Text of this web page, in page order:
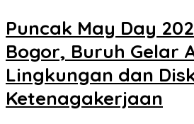
Puncak May Day
Bogor, Buruh Gelar
Lingkungan dan
Ketenagakerjaan